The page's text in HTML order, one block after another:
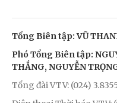
Tổng Biên tập: VŨ
Phó Tổng Biên tập:
THẮNG, NGUYỄN
Tổng đài VTV: (024)